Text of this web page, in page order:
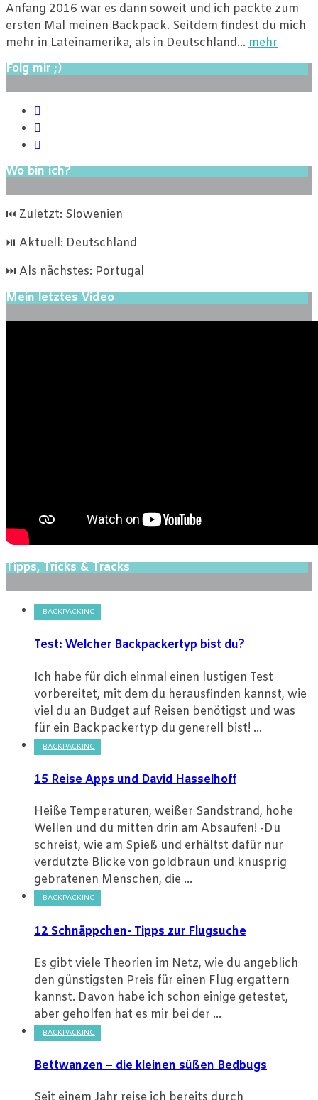
Anfang 2016 war es dann soweit und ich packte zum
ersten Mal meinen Backpack. Seitdem findest du mich
mehr in Lateinamerika, als in Deutschland… mehr
Folg mir ;)
Wo bin ich?
⏮ Zuletzt: Slowenien
⏯ Aktuell: Deutschland
⏭ Als nächstes: Portugal
Mein letztes Video
Tipps, Tricks & Tracks
BACKPACKING
Test: Welcher Backpackertyp bist du?
Ich habe für dich einmal einen lustigen Test
vorbereitet, mit dem du herausfinden kannst, wie
viel du an Budget auf Reisen benötigst und was
für ein Backpackertyp du generell bist! ...
BACKPACKING
15 Reise Apps und David Hasselhoff
Heiße Temperaturen, weißer Sandstrand, hohe
Wellen und du mitten drin am Absaufen! -Du
schreist, wie am Spieß und erhältst dafür nur
verdutzte Blicke von goldbraun und knusprig
gebratenen Menschen, die ...
BACKPACKING
12 Schnäppchen- Tipps zur Flugsuche
Es gibt viele Theorien im Netz, wie du angeblich
den günstigsten Preis für einen Flug ergattern
kannst. Davon habe ich schon einige getestet,
aber geholfen hat es mir bei der ...
BACKPACKING
Bettwanzen – die kleinen süßen Bedbugs